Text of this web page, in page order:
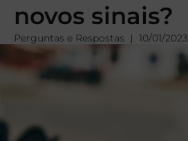
novos sinais?
Perguntas e Respostas 10/01/2023